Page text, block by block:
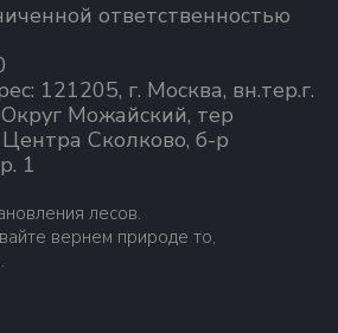
ответственностью
121205, г. Москва, вн.тер.г.
Можайский, тер
Сколково, б-р
1
лесов.
вернем природе то,